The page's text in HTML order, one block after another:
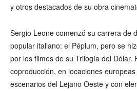
y otros destacados de su obra
Sergio Leone comenzó su carrera de
popular italiano: el Péplum, pero se
por los filmes de su Trilogía del Dólar.
coproducción, en locaciones
escenarios del Lejano Oeste y con